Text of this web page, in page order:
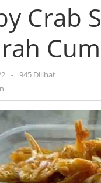
Camilan
Enak
dan
Murah
Crab
oleh
- 945 Dilihat